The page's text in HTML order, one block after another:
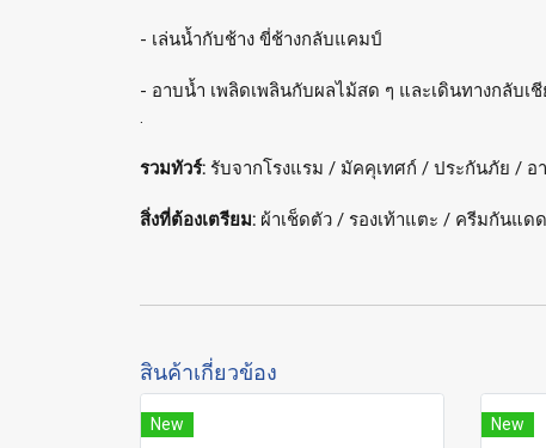
- เล่นน้ำกับช้าง ขี่ช้างกลับแคมป์
- อาบน้ำ เพลิดเพลินกับผลไม้สด ๆ และเดินทางกลับเชี
.
รวมทัวร์: รับจากโรงแรม / มัคคุเทศก์ / ประกันภัย / อ
สิ่งที่ต้องเตรียม: ผ้าเช็ดตัว / รองเท้าแตะ / ครีมกันแด
สินค้าเกี่ยวข้อง
New New